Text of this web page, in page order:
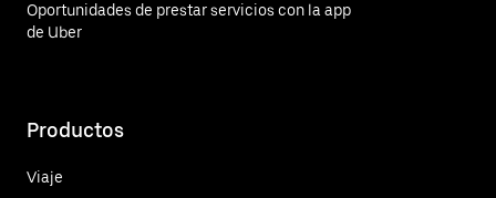
Oportunidades de prestar servicios con la app
de Uber
Productos
Viaje